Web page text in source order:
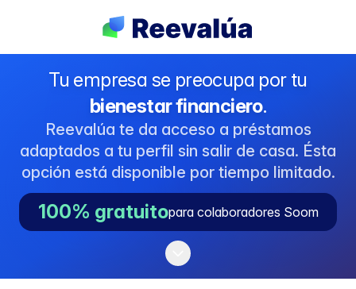
Tu empresa se preocupa por tu
bienestar financiero.
Reevalúa te da acceso a préstamos
adaptados a tu perfil sin salir de casa. Ésta
opción está disponible por tiempo limitado.
100% gratuitopara colaboradores Soom